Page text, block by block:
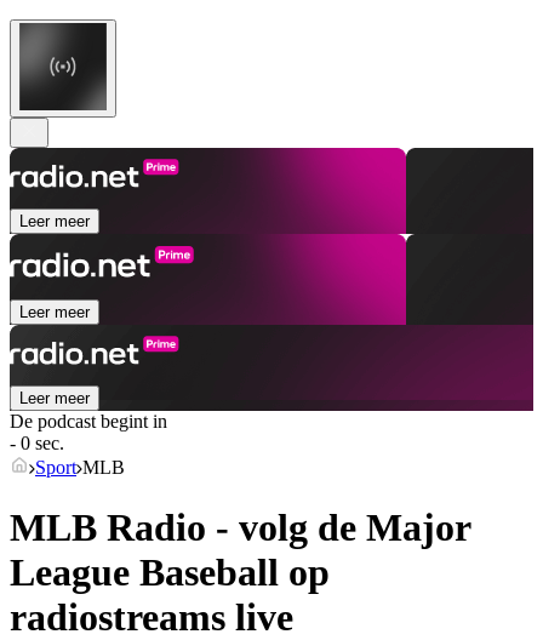
Leer meer
Leer meer
Leer meer
De podcast begint in
- 0 sec.
Sport MLB
MLB Radio - volg de Major
League Baseball op
radiostreams live